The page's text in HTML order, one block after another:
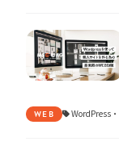
WEB WordPress